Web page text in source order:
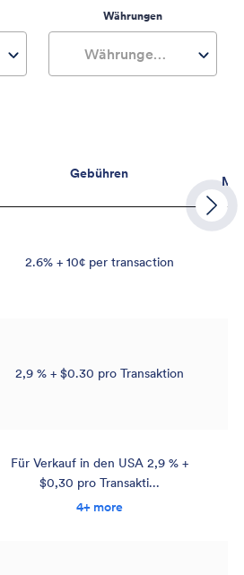
Währungen
Währungen auswählen
Gebühren
2.6% + 10¢ per transaction
2,9 % + $0.30 pro Transaktion
Für Verkauf in den USA 2,9 % +
$0,30 pro Transakti...
4+ more